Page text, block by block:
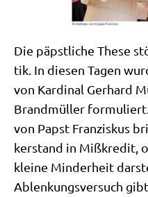
Die päpst­li­che The­se
tik. In die­sen Tagen
von Kar­di­nal Ger­hard
Brand­mül­ler
von Papst Fran­zis­kus
ker­stand in Miß­kre­dit,
klei­ne Min­der­heit
Ablen­kungs­ver­such